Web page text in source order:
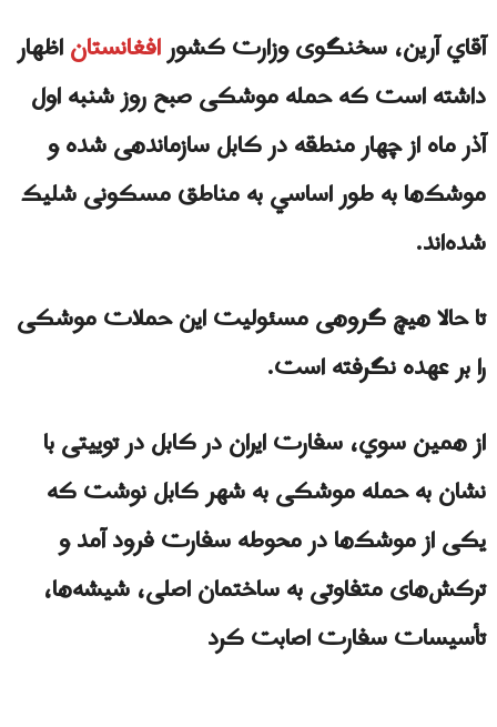
آقاي آرین، سخنگوی وزارت‌ کشورافغانستاناظهار
داشته است که حمله موشکی صبح روز شنبه اول
آذر ماه از چهار منطقه در کابل سازماندهی شده و
موشک‌‌ها به طور اساسي به مناطق مسکونی شلیک
شده‌اند.
تا حالا هیچ گروهی مسئولیت این حملات موشکی
را بر عهده نگرفته است.
از همين سوي، سفارت ایران در کابل در توییتی با
نشان به حمله موشکی به شهر کابل نوشت که
یکی از موشک‌ها در محوطه سفارت فرود آمد و
ترکش‌های متفاوتی به ساختمان اصلی، شیشه‌ها،
تأسیسات سفارت اصابت کرد